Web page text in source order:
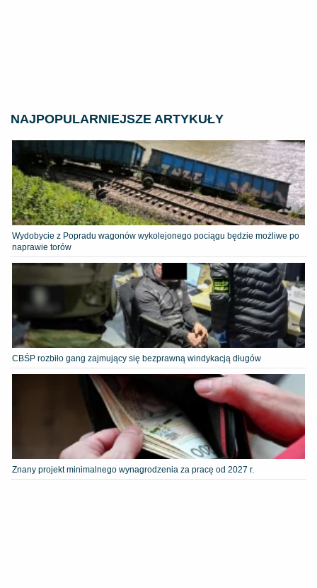
NAJPOPULARNIEJSZE ARTYKUŁY
Wydobycie z Popradu wagonów wykolejonego pociągu będzie możliwe po
naprawie torów
CBŚP rozbiło gang zajmujący się bezprawną windykacją długów
Znany projekt minimalnego wynagrodzenia za pracę od 2027 r.